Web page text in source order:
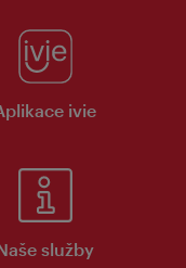
ivie
služby